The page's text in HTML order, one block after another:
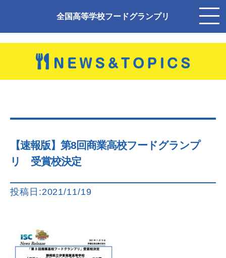
全国高等学校フードグランプリ
【速報版】第8回商業高校フードグランプ
リ 受賞校決定
投稿日:2021/11/19